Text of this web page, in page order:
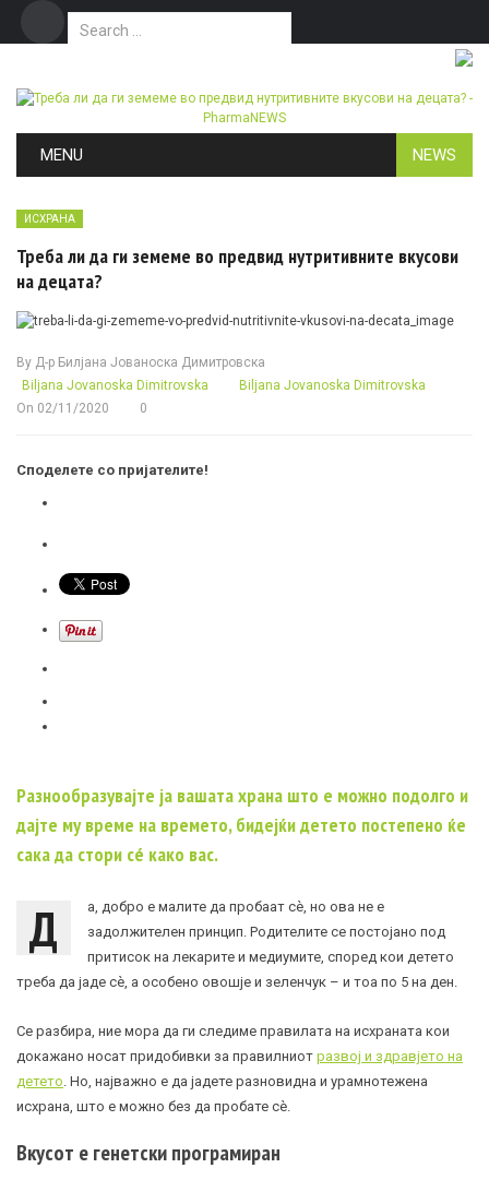
Search for:
MENU NEWS
ИСХРАНА
Треба ли да ги земеме во предвид нутритивните вкусови
на децата?
By Д-р Билјана Јованоска Димитровска
Biljana Jovanoska Dimitrovska
Biljana Jovanoska Dimitrovska
On 02/11/2020 0
Споделете со пријателите!
Разнообразувајте ја вашата храна што е можно подолго и
дајте му време на времето, бидејќи детето постепено ќе
сака да стори сé како вас.
Д
а, добро е малите да пробаат сè, но ова не е
задолжителен принцип. Родителите се постојано под
притисок на лекарите и медиумите, според кои детето
треба да јаде сè, а особено овошје и зеленчук – и тоа по 5 на ден.
Се разбира, ние мора да ги следиме правилата на исхраната кои
докажано носат придобивки за правилниот развој и здравјето на
детето . Но, најважно е да јадете разновидна и урамнотежена
исхрана, што е можно без да пробате сè.
Вкусот е генетски програмиран